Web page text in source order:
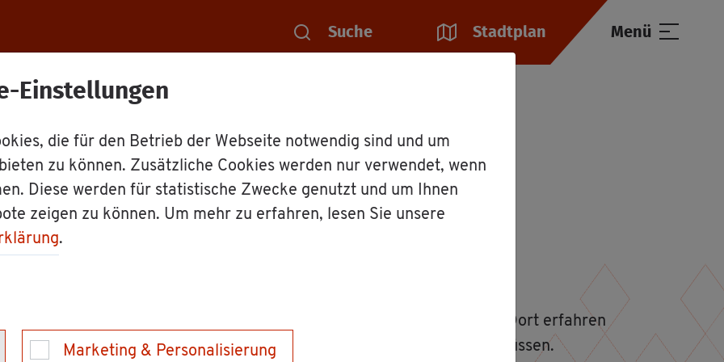
Einstellungen
die für den Betrieb der Webseite notwendig sind und um
zu können. Zusätzliche Cookies werden nur verwendet, wenn
Diese werden für statistische Zwecke genutzt und um Ihnen
zeigen zu können. Um mehr zu erfahren, lesen Sie unsere
.
Marketing & Personalisierung
Suche Stadt­plan Menü
Rat­haus Le­bens­la­gen
unter dem be­son­de­ren Schutz der staat­li­chen Ord­nung.
die Le­bens­la­ge "
" nä­he­re In­for­ma­tio­nen. Dort er­fah­ren
die Ehe­schlie­ßung selbst und was Sie nach der Hei­rat er­le­di­gen müs­sen.